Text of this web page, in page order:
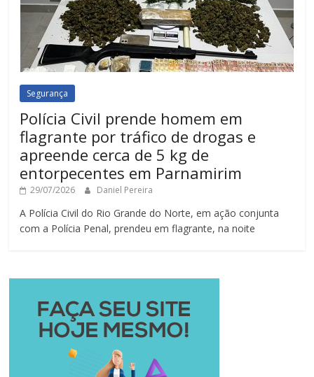
Segurança
Polícia Civil prende homem em
flagrante por tráfico de drogas e
apreende cerca de 5 kg de
entorpecentes em Parnamirim
29/07/2026 Daniel Pereira
A Polícia Civil do Rio Grande do Norte, em ação conjunta
com a Polícia Penal, prendeu em flagrante, na noite